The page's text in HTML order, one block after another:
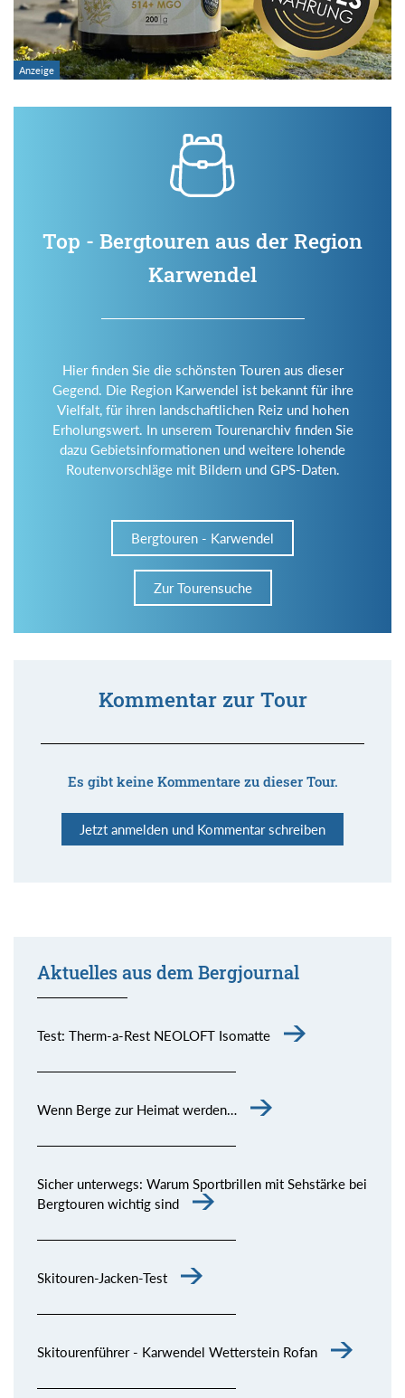
Top - Bergtouren aus der Region
Karwendel
Hier finden Sie die schönsten Touren aus dieser
Gegend. Die Region Karwendel ist bekannt für ihre
Vielfalt, für ihren landschaftlichen Reiz und hohen
Erholungswert. In unserem Tourenarchiv finden Sie
dazu Gebietsinformationen und weitere lohende
Routenvorschläge mit Bildern und GPS-Daten.
Bergtouren - Karwendel
Zur Tourensuche
Kommentar zur Tour
Es gibt keine Kommentare zu dieser Tour.
Jetzt anmelden und Kommentar schreiben
Aktuelles aus dem Bergjournal
Test: Therm-a-Rest NEOLOFT Isomatte
Wenn Berge zur Heimat werden…
Sicher unterwegs: Warum Sportbrillen mit Sehstärke bei
Bergtouren wichtig sind
Skitouren-Jacken-Test
Skitourenführer - Karwendel Wetterstein Rofan